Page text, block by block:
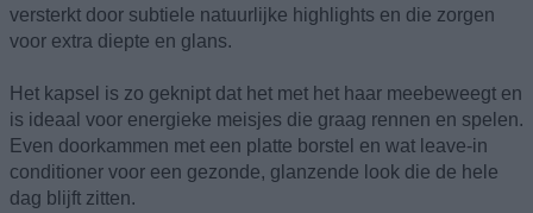
versterkt door subtiele natuurlijke highlights en die zorgen
voor extra diepte en glans.
Het kapsel is zo geknipt dat het met het haar meebeweegt en
is ideaal voor energieke meisjes die graag rennen en spelen.
Even doorkammen met een platte borstel en wat leave-in
conditioner voor een gezonde, glanzende look die de hele
dag blijft zitten.